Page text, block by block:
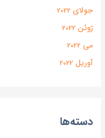
جولای 2022
ژوئن 2022
می 2022
آوریل 2022
دسته‌ها